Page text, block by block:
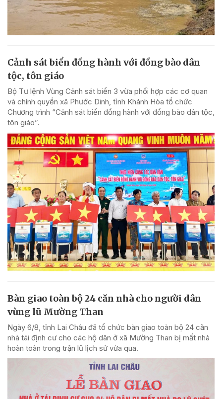
Cảnh sát biển đồng hành với đồng bào dân
tộc, tôn giáo
Bộ Tư lệnh Vùng Cảnh sát biển 3 vừa phối hợp các cơ quan
và chính quyền xã Phước Dinh, tỉnh Khánh Hòa tổ chức
Chương trình “Cảnh sát biển đồng hành với đồng bào dân tộc,
tôn giáo”.
Bàn giao toàn bộ 24 căn nhà cho người dân
vùng lũ Mường Than
Ngày 6/8, tỉnh Lai Châu đã tổ chức bàn giao toàn bộ 24 căn
nhà tái định cư cho các hộ dân ở xã Mường Than bị mất nhà
hoàn toàn trong trận lũ lịch sử vừa qua.